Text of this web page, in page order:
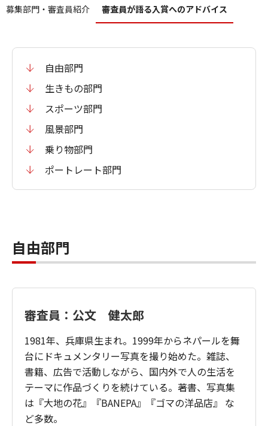
募集部門・審査員紹介 審査員が語る入賞へのアドバイス
自由部門
生きもの部門
スポーツ部門
風景部門
乗り物部門
ポートレート部門
自由部門
審査員：公文 健太郎
1981年、兵庫県生まれ。1999年からネパールを舞
台にドキュメンタリー写真を撮り始めた。雑誌、
書籍、広告で活動しながら、国内外で人の生活を
テーマに作品づくりを続けている。著書、写真集
は『大地の花』『BANEPA』『ゴマの洋品店』 な
ど多数。